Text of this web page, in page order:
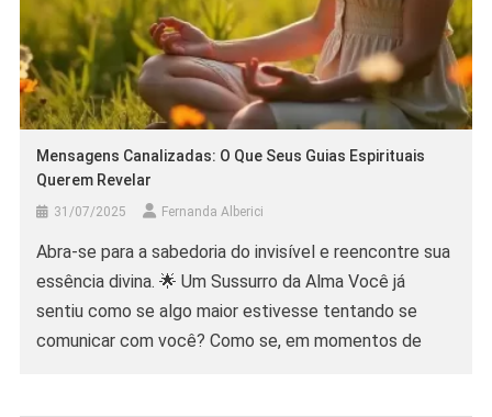
Mensagens Canalizadas: O Que Seus Guias Espirituais
Querem Revelar
31/07/2025 Fernanda Alberici
Abra-se para a sabedoria do invisível e reencontre sua
essência divina. 🌟 Um Sussurro da Alma Você já
sentiu como se algo maior estivesse tentando se
comunicar com você? Como se, em momentos de